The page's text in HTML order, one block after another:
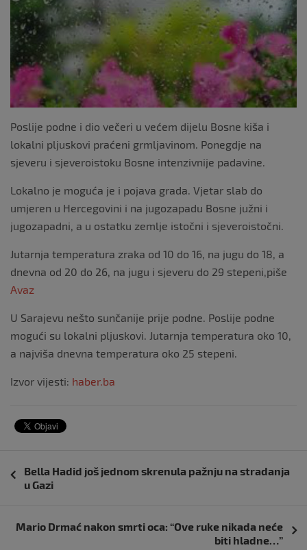
k
Poslije podne i dio večeri u većem dijelu Bosne kiša i
lokalni pljuskovi praćeni grmljavinom. Ponegdje na
sjeveru i sjeveroistoku Bosne intenzivnije padavine.
Lokalno je moguća je i pojava grada. Vjetar slab do
umjeren u Hercegovini i na jugozapadu Bosne južni i
jugozapadni, a u ostatku zemlje istočni i sjeveroistočni.
Jutarnja temperatura zraka od 10 do 16, na jugu do 18, a
dnevna od 20 do 26, na jugu i sjeveru do 29 stepeni,piše
Avaz
U Sarajevu nešto sunčanije prije podne. Poslije podne
mogući su lokalni pljuskovi. Jutarnja temperatura oko 10,
a najviša dnevna temperatura oko 25 stepeni.
Izvor vijesti: haber.ba
objava
Bella Hadid još jednom skrenula pažnju na stradanja
u Gazi
Mario Drmać nakon smrti oca: “Ove ruke nikada neće
biti hladne…”